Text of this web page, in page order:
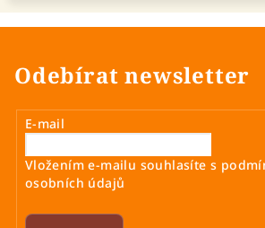
Odebírat newsletter
E-mail
Vložením e-mailu souhlasíte s
osobních údajů